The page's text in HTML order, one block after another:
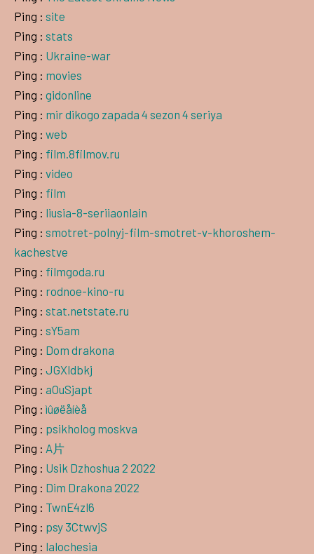
Ping : site
Ping : stats
Ping : Ukraine-war
Ping : movies
Ping : gidonline
Ping : mir dikogo zapada 4 sezon 4 seriya
Ping : web
Ping : film.8filmov.ru
Ping : video
Ping : film
Ping : liusia-8-seriiaonlain
Ping : smotret-polnyj-film-smotret-v-khoroshem-
kachestve
Ping : filmgoda.ru
Ping : rodnoe-kino-ru
Ping : stat.netstate.ru
Ping : sY5am
Ping : Dom drakona
Ping : JGXldbkj
Ping : aOuSjapt
Ping : ìûøëåíèå
Ping : psikholog moskva
Ping : A片
Ping : Usik Dzhoshua 2 2022
Ping : Dim Drakona 2022
Ping : TwnE4zl6
Ping : psy 3CtwvjS
Ping : lalochesia